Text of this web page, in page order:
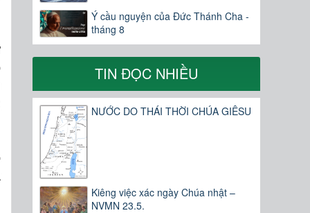
Ý cầu nguyện của Đức Thánh Cha -
tháng 8
TIN ĐỌC NHIỀU
NƯỚC DO THÁI THỜI CHÚA GIÊSU
Kiêng việc xác ngày Chúa nhật –
NVMN 23.5.